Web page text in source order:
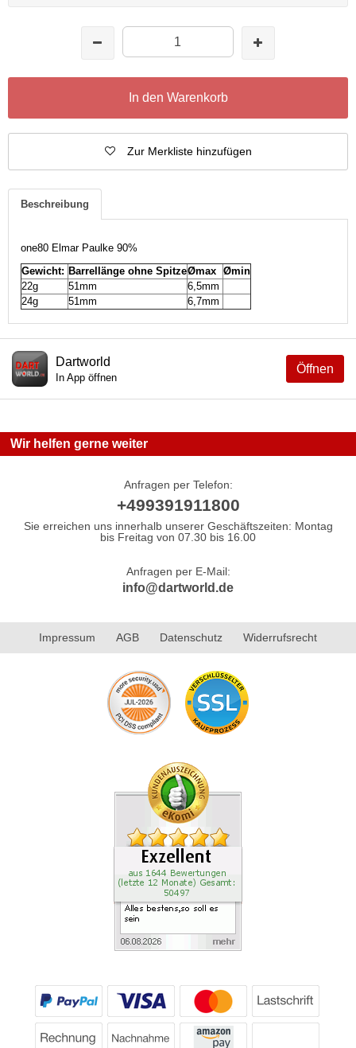
In den Warenkorb
Zur Merkliste hinzufügen
Beschreibung
one80 Elmar Paulke 90%
Gewicht: Barrellänge ohne SpitzeØmax Ømin
22g
51mm
6,5mm
24g
51mm 6,7mm
Öffnen
Dartworld
In App öffnen
Wir helfen gerne weiter
Anfragen per Telefon:
+499391911800
Sie erreichen uns innerhalb unserer Geschäftszeiten: Montag
bis Freitag von 07.30 bis 16.00
Anfragen per E-Mail:
info@dartworld.de
Impressum AGB Datenschutz Widerrufsrecht